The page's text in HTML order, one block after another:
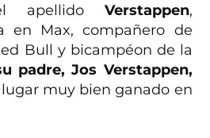
apellido Verstappen,
en Max, compañero de
Bull y bicampéon de la
padre, Jos Verstappen,
muy bien ganado en